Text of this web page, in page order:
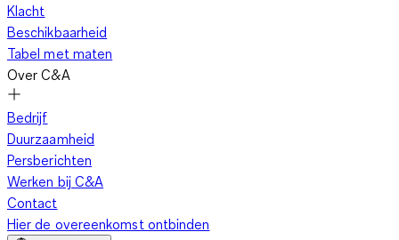
Klacht
Beschikbaarheid
Tabel met maten
Over C&A
Bedrijf
Duurzaamheid
Persberichten
Werken bij C&A
Contact
Hier de overeenkomst ontbinden